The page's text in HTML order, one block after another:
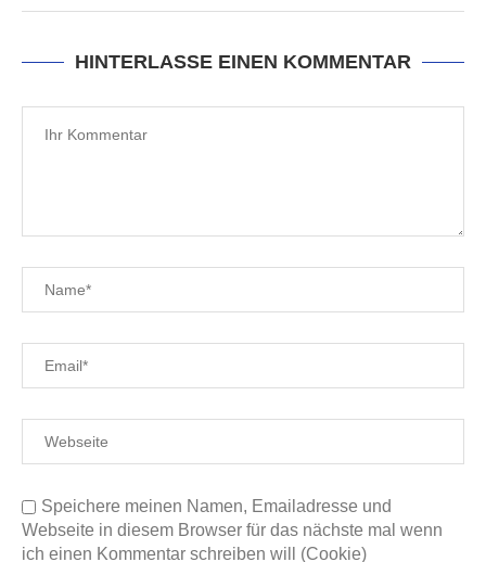
HINTERLASSE EINEN KOMMENTAR
Speichere meinen Namen, Emailadresse und
Webseite in diesem Browser für das nächste mal wenn
ich einen Kommentar schreiben will (Cookie)